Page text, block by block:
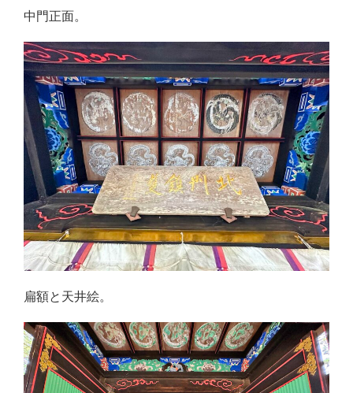
中門正面。
扁額と天井絵。